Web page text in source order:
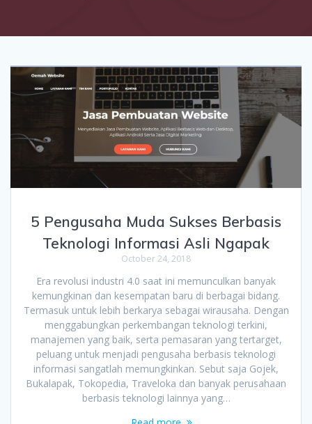
5 Pengusaha Muda Sukses Berbasis
Teknologi Informasi Asli Ngapak
October 24, 2018
Era revolusi industri 4.0 saat ini memunculkan banyak
kemungkinan dan kesempatan baru di berbagai bidang.
Termasuk untuk lebih berkarya sebagai wirausaha. Dengan
menggabungkan perkembangan teknologi terkini,
manajemen yang baik, serta pemasaran yang tertarget,
peluang untuk menjadi pengusaha berbasis teknologi
informasi sangatlah memungkinkan. Sebut saja Gojek,
Bukalapak, Tokopedia, Traveloka dan banyak perusahaan
berbasis teknologi lainnya yang…